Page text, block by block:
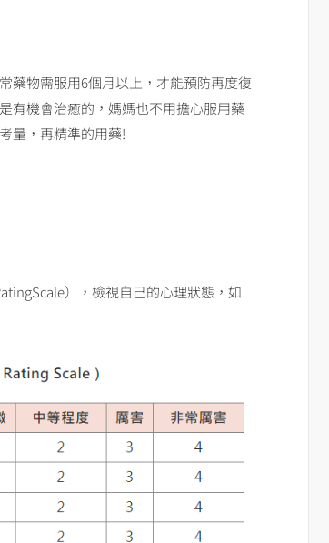
藥物需服用6個月以上，才能預防再度復
有機會治癒的，媽媽也不用擔心服用藥
量，再精準的用藥!
），檢視自己的心理狀態，如